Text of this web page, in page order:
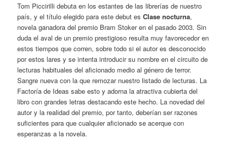
Tom Piccirilli debuta en los estantes de las librerías de nuestro
país, y el título elegido para este debut esClase nocturna,
novela ganadora del premio Bram Stoker en el pasado 2003. Sin
duda el aval de un premio prestigioso resulta muy favorecedor en
estos tiempos que corren, sobre todo si el autor es desconocido
por estos lares y se intenta introducir su nombre en el circuito de
lecturas habituales del aficionado medio al género de terror.
Sangre nueva con la que remozar nuestro listado de lecturas. La
Factoría de Ideas sabe esto y adorna la atractiva cubierta del
libro con grandes letras destacando este hecho. La novedad del
autor y la realidad del premio, por tanto, deberían ser razones
suficientes para que cualquier aficionado se acerque con
esperanzas a la novela.